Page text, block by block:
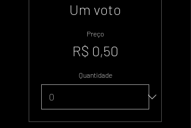
Um voto
Preço
R$ 0,50
Quantidade